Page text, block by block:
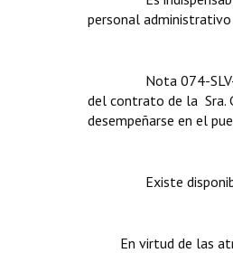
personal
Nota 074-SLV-
del contrato de la Sra.
desempeñarse en el
Existe
En virtud de las